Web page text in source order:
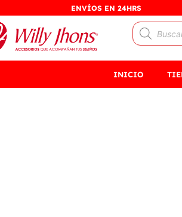
ENVÍOS EN 24HRS
Búsqueda
de
INICIO